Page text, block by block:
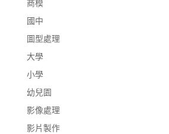
商模
國中
圖型處理
大學
小學
幼兒園
影像處理
影片製作